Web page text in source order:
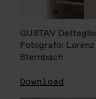
GUSTAV Dettaglio
Fotografo: Lorenz
Sternbach
Download